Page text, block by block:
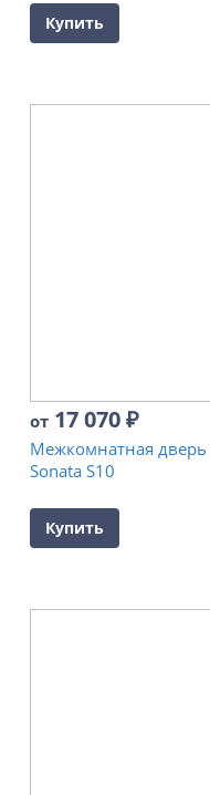
Купить
от 17 070₽
Межкомнатная дверь
Sonata S10
Купить